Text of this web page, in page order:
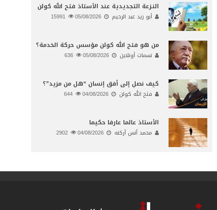
النـزعة التجديدية عند الأستاذ فتح الله كولن
أبو زيد عبد الرحيم 05/08/2026
من هو فتح الله كولن مؤسس حركة الخدمة؟
نسمات أونلاين 05/08/2026
كيف نصل إلى أفق إنسان “هل من مزيد”؟
فتح الله كولن 04/08/2026
الأستاذ عالما عارفا حكيما
محمد أنس أركنه 04/08/2026